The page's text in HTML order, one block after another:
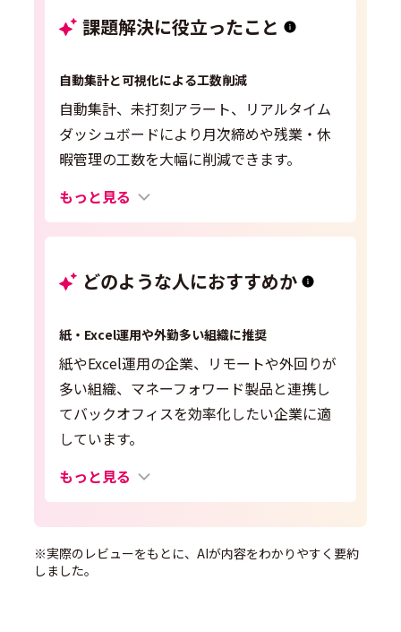
課題解決に役立ったこと
自動集計と可視化による工数削減
自動集計、未打刻アラート、リアルタイム
ダッシュボードにより月次締めや残業・休
暇管理の工数を大幅に削減できます。
もっと見る
どのような人におすすめか
紙・Excel運用や外勤多い組織に推奨
紙やExcel運用の企業、リモートや外回りが
多い組織、マネーフォワード製品と連携し
てバックオフィスを効率化したい企業に適
しています。
もっと見る
※実際のレビューをもとに、AIが内容をわかりやすく要約
しました。